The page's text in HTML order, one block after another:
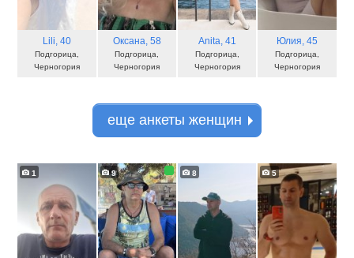
Lili, 40
Подгорица,
Черногория
Оксана, 58
Подгорица,
Черногория
Anita, 41
Подгорица,
Черногория
Юлия, 45
Подгорица,
Черногория
еще анкеты женщин
1 9 8 5